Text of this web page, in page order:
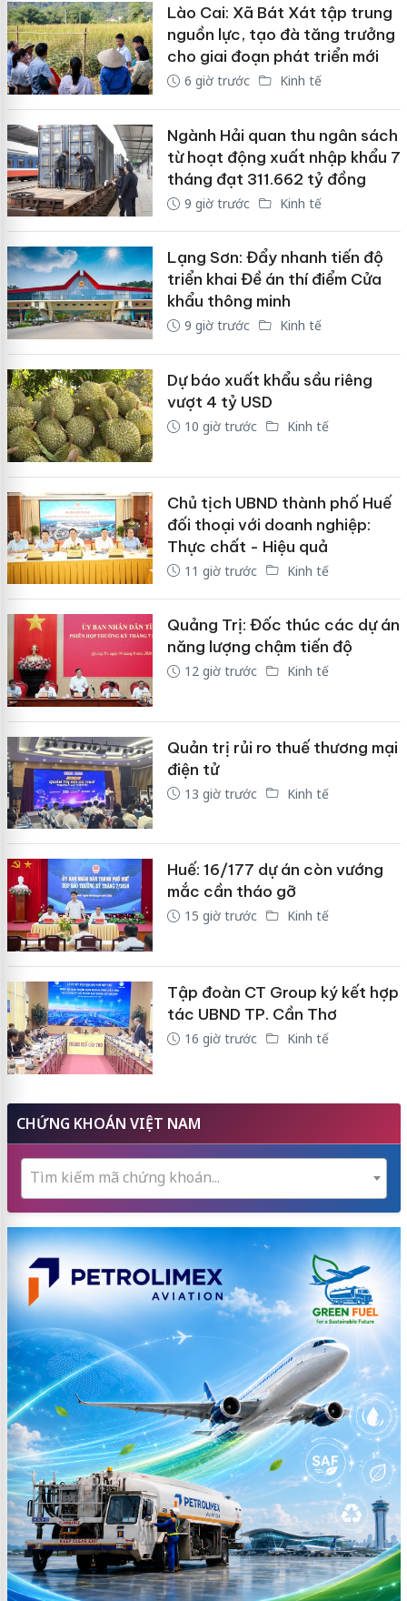
Lào Cai: Xã Bát Xát tập trung
nguồn lực, tạo đà tăng trưởng
cho giai đoạn phát triển mới
6 giờ trước Kinh tế
Ngành Hải quan thu ngân sách
từ hoạt động xuất nhập khẩu 7
tháng đạt 311.662 tỷ đồng
9 giờ trước Kinh tế
Lạng Sơn: Đẩy nhanh tiến độ
triển khai Đề án thí điểm Cửa
khẩu thông minh
9 giờ trước Kinh tế
Dự báo xuất khẩu sầu riêng
vượt 4 tỷ USD
10 giờ trước Kinh tế
Chủ tịch UBND thành phố Huế
đối thoại với doanh nghiệp:
Thực chất - Hiệu quả
11 giờ trước Kinh tế
Quảng Trị: Đốc thúc các dự án
năng lượng chậm tiến độ
12 giờ trước Kinh tế
Quản trị rủi ro thuế thương mại
điện tử
13 giờ trước Kinh tế
Huế: 16/177 dự án còn vướng
mắc cần tháo gỡ
15 giờ trước Kinh tế
Tập đoàn CT Group ký kết hợp
tác UBND TP. Cần Thơ
16 giờ trước Kinh tế
CHỨNG KHOÁN VIỆT NAM
Tìm kiếm mã chứng khoán...